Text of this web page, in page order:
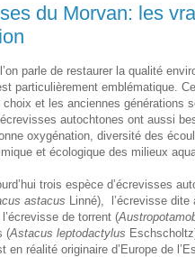
du Morvan: les
parle de restaurer la qualité
particulièrement emblématique.
et les anciennes générations
autochtones ont aussi
oxygénation, diversité des
et écologique des milieux
trois espèce d’écrevisses
astacus Linné), l’écrevisse
l’écrevisse de torrent (
(Astacus leptodactylus
en réalité originaire d’Europe de